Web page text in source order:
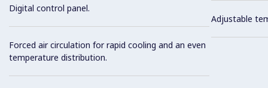
Digital control panel.
Forced air circulation for rapid cooling and an even
temperature distribution.
Adjustable